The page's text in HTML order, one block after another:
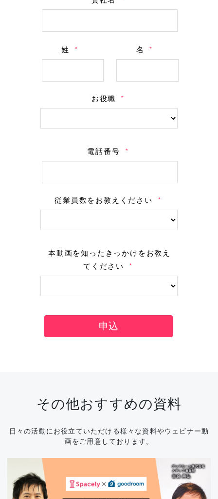
その他おすすめの資料
日々の活動にお役立ていただける様々な資料やウェビナー動
画をご用意しております。